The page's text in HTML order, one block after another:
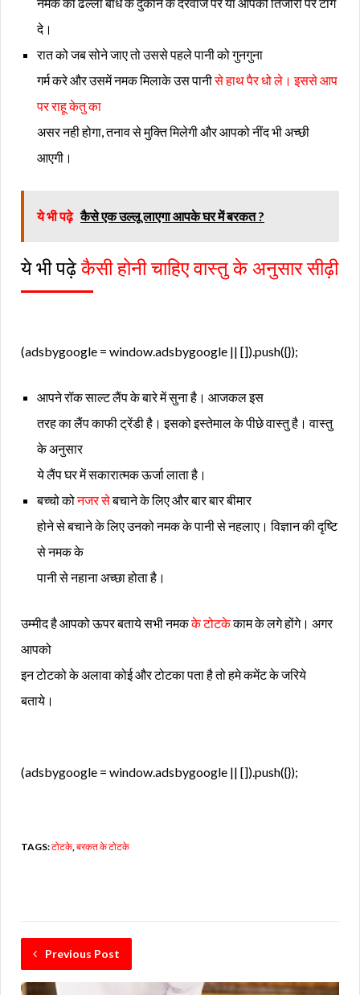
दे।
रात को जब सोने जाए तो उससे पहले पानी को गुनगुना
गर्म करे और उसमें नमक मिलाके उस पानीसे हाथ पैर धो ले। इससे आप
पर राहू केतु का
असर नही होगा, तनाव से मुक्ति मिलेगी और आपको नींद भी अच्छी
आएगी।
ये भी पढ़े कैसे एक उल्लू लाएगा आपके घर में बरकत ?
ये भी पढ़ेकैसी होनी चाहिएवास्तु के अनुसार सीढ़ी
(adsbygoogle = window.adsbygoogle || []).push({});
आपने रॉक साल्ट लैंप के बारे में सुना है। आजकल इस
तरह का लैंप काफी ट्रेंडी है। इसको इस्तेमाल के पीछे वास्तु है। वास्तु
के अनुसार
ये लैंप घर में सकारात्मक ऊर्जा लाता है।
बच्चो कोनजर सेबचाने के लिए और बार बार बीमार
होने से बचाने के लिए उनको नमक के पानी से नहलाए। विज्ञान की दृष्टि
से नमक के
पानी से नहाना अच्छा होता है।
उम्मीद है आपको ऊपर बताये सभी नमकके टोटकेकाम के लगे होंगे। अगर
आपको
इन टोटको के अलावा कोई और टोटका पता है तो हमे कमेंट के जरिये
बताये।
(adsbygoogle = window.adsbygoogle || []).push({});
TAGS:टोटके,बरकत के टोटके
Previous Post